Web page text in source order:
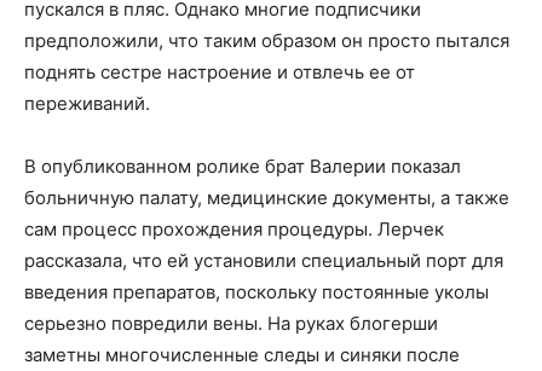
пускался в пляс. Однако многие подписчики
предположили, что таким образом он просто пытался
поднять сестре настроение и отвлечь ее от
переживаний.
В опубликованном ролике брат Валерии показал
больничную палату, медицинские документы, а также
сам процесс прохождения процедуры. Лерчек
рассказала, что ей установили специальный порт для
введения препаратов, поскольку постоянные уколы
серьезно повредили вены. На руках блогерши
заметны многочисленные следы и синяки после